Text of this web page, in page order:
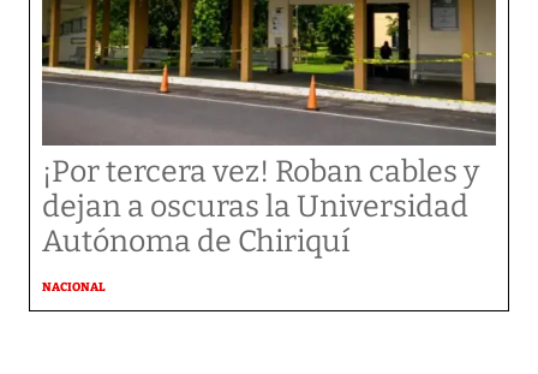
¡Por tercera vez! Roban cables y
dejan a oscuras la Universidad
Autónoma de Chiriquí
NACIONAL